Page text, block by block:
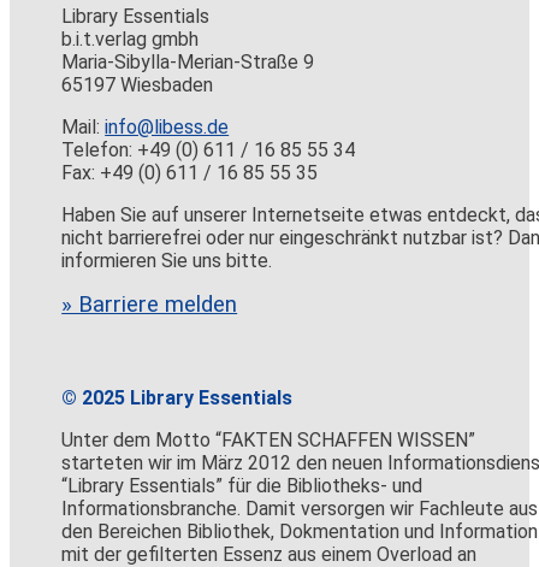
Library Essentials
b.i.t.verlag gmbh
Maria-Sibylla-Merian-Straße 9
65197 Wiesbaden
Mail:info@libess.de
Telefon: +49 (0) 611 / 16 85 55 34
Fax: +49 (0) 611 / 16 85 55 35
Haben Sie auf unserer Internetseite etwas entdeckt,
nicht barrierefrei oder nur eingeschränkt nutzbar ist?
informieren Sie uns bitte.
» Barriere melden
© 2025 Library Essentials
Unter dem Motto “FAKTEN SCHAFFEN WISSEN”
starteten wir im März 2012 den neuen
“Library Essentials” für die Bibliotheks- und
Informationsbranche. Damit versorgen wir Fachleute aus
den Bereichen Bibliothek, Dokmentation und Information
mit der gefilterten Essenz aus einem Overload an